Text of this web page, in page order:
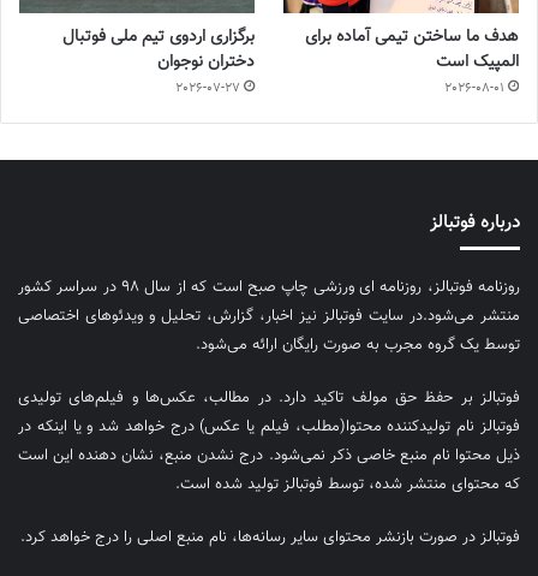
هدف ما ساختن تیمی آماده برای
المپیک است
2026-08-01
برگزاری اردوی تیم ملی فوتبال
دختران نوجوان
2026-07-27
درباره فوتبالز
روزنامه فوتبالز، روزنامه ای ورزشی چاپ صبح است که از سال ۹۸ در سراسر کشور
منتشر می‌شود.در سایت فوتبالز نیز اخبار، گزارش، تحلیل و ویدئوهای اختصاصی
توسط یک گروه مجرب به صورت رایگان ارائه می‌شود.
فوتبالز بر حفظ حق مولف تاکید دارد. در مطالب، عکس‌ها و فیلم‌های تولیدی
فوتبالز نام تولیدکننده محتوا(مطلب، فیلم یا عکس) درج خواهد شد و یا اینکه در
ذیل محتوا نام منبع خاصی ذکر نمی‌‎شود. درج نشدن منبع، نشان دهنده این است
که محتوای منتشر شده، توسط فوتبالز تولید شده است.
فوتبالز در صورت بازنشر محتوای سایر رسانه‌ها، نام منبع اصلی را درج خواهد کرد.